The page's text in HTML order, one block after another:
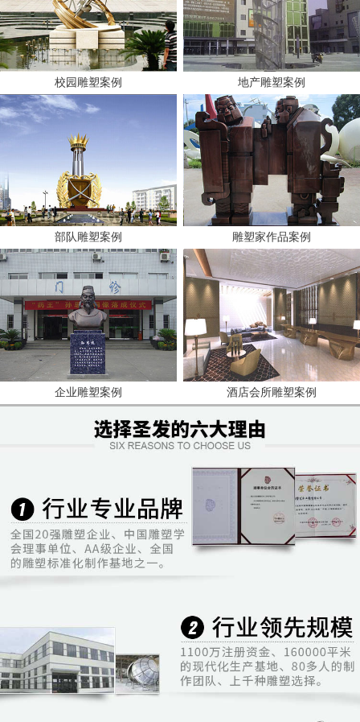
校园雕塑案例
部队雕塑案例
企业雕塑案例
地产雕塑案例
雕塑家作品案例
酒店会所雕塑案例